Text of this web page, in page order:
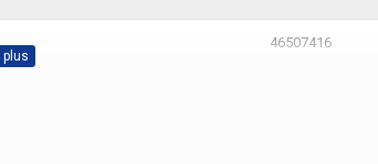
46507416